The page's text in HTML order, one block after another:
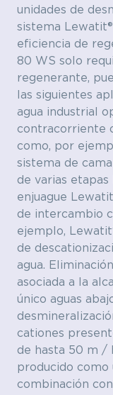
unidades de
sistema
eficiencia de
80 WS solo
regenerante,
las siguientes
agua industrial
contracorriente
como, por
sistema de
de varias
enjuague
de intercambio
ejemplo,
de
agua.
asociada a la
único aguas
cationes
de hasta 50 m /
producido como
combinación